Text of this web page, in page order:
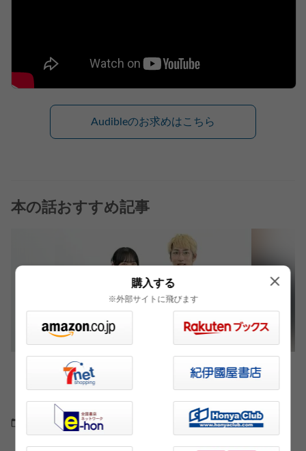
Audibleのお求めはこちら
本の話おすすめ記事
話題沸騰の「推し活」小説、現役アイドルはどう
読んだ？ 朝井リョウさん×かれんさん記念対談
（2）
2025.11.19 インタビュー・対談
購入する
※外部サイトに飛びます